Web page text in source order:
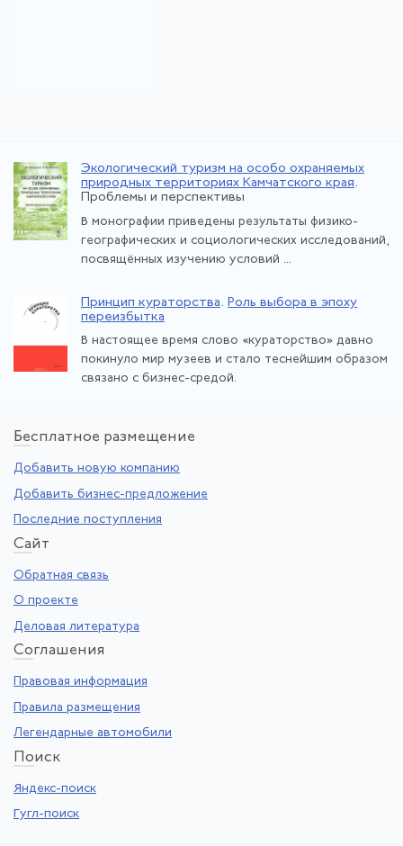
Экологический туризм на особо охраняемых
природных территориях Камчатского края.
Проблемы и перспективы
В монографии приведены результаты физико-
географических и социологических исследований,
посвящённых изучению условий ...
Принцип кураторства. Роль выбора в эпоху
переизбытка
В настоящее время слово «кураторство» давно
покинуло мир музеев и стало теснейшим образом
связано с бизнес-средой.
Бесплатное размещение
Добавить новую компанию
Добавить бизнес-предложение
Последние поступления
Сайт
Обратная связь
О проекте
Деловая литература
Соглашения
Правовая информация
Правила размещения
Легендарные автомобили
Поиск
Яндекс-поиск
Гугл-поиск